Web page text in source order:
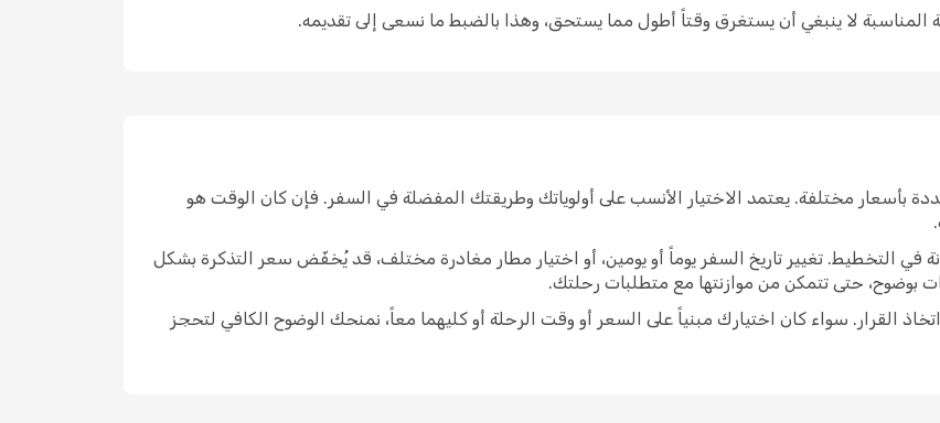
المناسبة لا ينبغي أن يستغرق وقتاً أطول مما يستحق، وهذا بالضبط ما نسعى إلى تقديمه.
بأسعار مختلفة. يعتمد الاختيار الأنسب على أولوياتك وطريقتك المفضلة في السفر. فإن كان الوقت هو
التخطيط. تغيير تاريخ السفر يوماً أو يومين، أو اختيار مطار مغادرة مختلف، قد يُخفّض سعر التذكرة بشكل
بوضوح، حتى تتمكن من موازنتها مع متطلبات رحلتك.
القرار. سواء كان اختيارك مبنياً على السعر أو وقت الرحلة أو كليهما معاً، نمنحك الوضوح الكافي لتحجز